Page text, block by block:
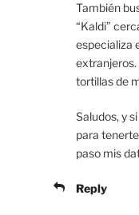
También
“Kaldi”
especializa
extranjeros.
tortillas de
Saludos, y
para
paso mis
Reply